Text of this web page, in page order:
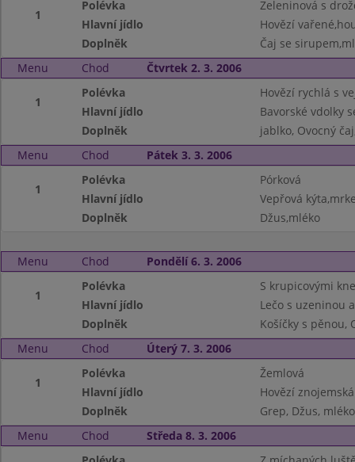
1
Polévka
Zeleninová s
Hlavní jídlo
Hovězí
Doplněk
Čaj se
Menu
Chod Čtvrtek 2. 3. 2006
1
Polévka
Hovězí rychlá s
Hlavní jídlo
Bavorské vdolky
Doplněk
jablko, Ovocný
Menu
Chod Pátek 3. 3. 2006
1
Polévka
Pórková
Hlavní jídlo
Vepřová
Doplněk
Džus,mléko
Menu Chod Pondělí 6. 3. 2006
1
Polévka
S krupicovými
Hlavní jídlo
Lečo s uzeninou
Doplněk
Košíčky s pěnou,
Menu
Chod Úterý 7. 3. 2006
1
Polévka
Žemlová
Hlavní jídlo
Hovězí
Doplněk
Grep, Džus, mléko
Menu
Chod Středa 8. 3. 2006